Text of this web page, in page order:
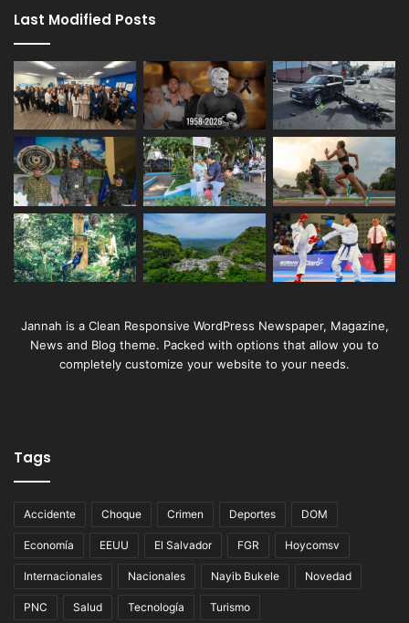
Last Modified Posts
Jannah is a Clean Responsive WordPress Newspaper, Magazine,
News and Blog theme. Packed with options that allow you to
completely customize your website to your needs.
Tags
Accidente Choque Crimen Deportes DOM
Economía EEUU El Salvador FGR Hoycomsv
Internacionales Nacionales Nayib Bukele Novedad
PNC Salud Tecnología Turismo